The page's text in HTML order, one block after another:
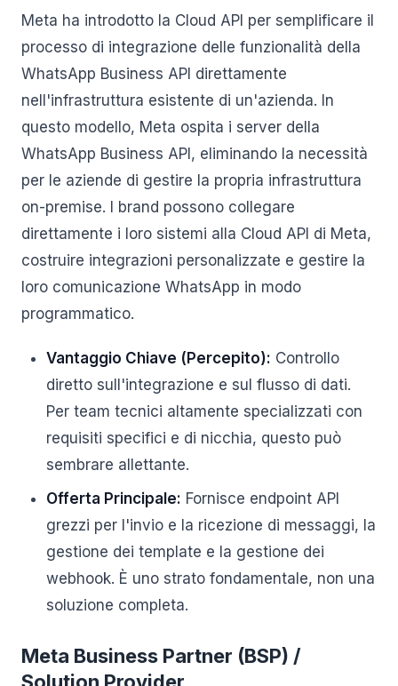
Meta ha introdotto la Cloud API per semplificare il
processo di integrazione delle funzionalità della
WhatsApp Business API direttamente
nell'infrastruttura esistente di un'azienda. In
questo modello, Meta ospita i server della
WhatsApp Business API, eliminando la necessità
per le aziende di gestire la propria infrastruttura
on-premise. I brand possono collegare
direttamente i loro sistemi alla Cloud API di Meta,
costruire integrazioni personalizzate e gestire la
loro comunicazione WhatsApp in modo
programmatico.
Vantaggio Chiave (Percepito): Controllo
diretto sull'integrazione e sul flusso di dati.
Per team tecnici altamente specializzati con
requisiti specifici e di nicchia, questo può
sembrare allettante.
Offerta Principale: Fornisce endpoint API
grezzi per l'invio e la ricezione di messaggi, la
gestione dei template e la gestione dei
webhook. È uno strato fondamentale, non una
soluzione completa.
Meta Business Partner (BSP) /